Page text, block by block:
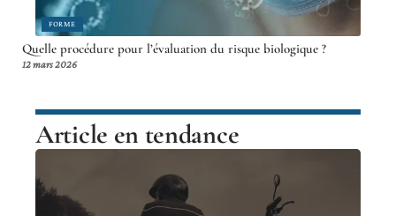
FORME
Quelle procédure pour l’évaluation du risque biologique ?
12 mars 2026
Article en tendance